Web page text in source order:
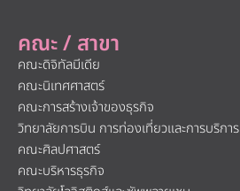
คณะ / สาขา
คณะดิจิทัลมีเดีย
คณะนิเทศศาสตร์
คณะการสร้างเจ้าของธุรกิจ
วิทยาลัยการบิน การท่องเที่ยวและการบริการ
คณะศิลปศาสตร์
คณะบริหารธุรกิจ